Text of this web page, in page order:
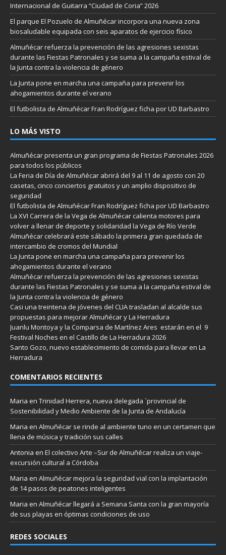
Internacional de Guitarra “Ciudad de Coria” 2026
El parque El Pozuelo de Almuñécar incorpora una nueva zona
biosaludable equipada con seis aparatos de ejercicio físico
Almuñécar refuerza la prevención de las agresiones sexistas
durante las Fiestas Patronales y se suma a la campaña estival de
la Junta contra la violencia de género
La Junta pone en marcha una campaña para prevenir los
ahogamientos durante el verano
El futbolista de Almuñécar Fran Rodríguez ficha por UD Barbastro
LO MÁS VISTO
Almuñécar presenta un gran programa de Fiestas Patronales 2026
para todos los públicos
La Feria de Día de Almuñécar abrirá del 9 al 11 de agosto con 20
casetas, cinco conciertos gratuitos y un amplio dispositivo de
seguridad
El futbolista de Almuñécar Fran Rodríguez ficha por UD Barbastro
La XVI Carrera de la Vega de Almuñécar calienta motores para
volver a llenar de deporte y solidaridad la Vega de Río Verde
Almuñécar celebrará este sábado la primera gran quedada de
intercambio de cromos del Mundial
La Junta pone en marcha una campaña para prevenir los
ahogamientos durante el verano
Almuñécar refuerza la prevención de las agresiones sexistas
durante las Fiestas Patronales y se suma a la campaña estival de
la Junta contra la violencia de género
Casi una treintena de jóvenes del CLIA trasladan al alcalde sus
propuestas para mejorar Almuñécar y La Herradura
Juanlu Montoya y la Comparsa de Martínez Ares estarán en el 9
Festival Noches en el Castillo de La Herradura 2026
Santo Gozo, nuevo establecimiento de comida para llevar en La
Herradura
COMENTARIOS RECIENTES
Maria en Trinidad Herrera, nueva delegada `provincial de
Sostenibilidad y Medio Ambiente de la Junta de Andalucía
Maria en Almuñécar se rinde al ambiente tuno en un certamen que
llena de música y tradición sus calles
Antonia en El colectivo Arte –Sur de Almuñécar realiza un viaje-
excursión cultural a Córdoba
Maria en Almuñécar mejora la seguridad vial con la implantación
de 14 pasos de peatones inteligentes
Maria en Almuñécar llegará a Semana Santa con la gran mayoría
de sus playas en óptimas condiciones de uso
REDES SOCIALES